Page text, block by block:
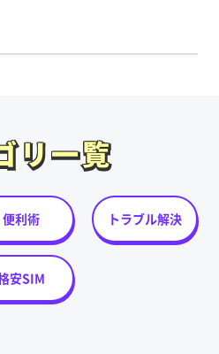
リ一覧
リ一覧
便利術 トラブル解決
安SIM